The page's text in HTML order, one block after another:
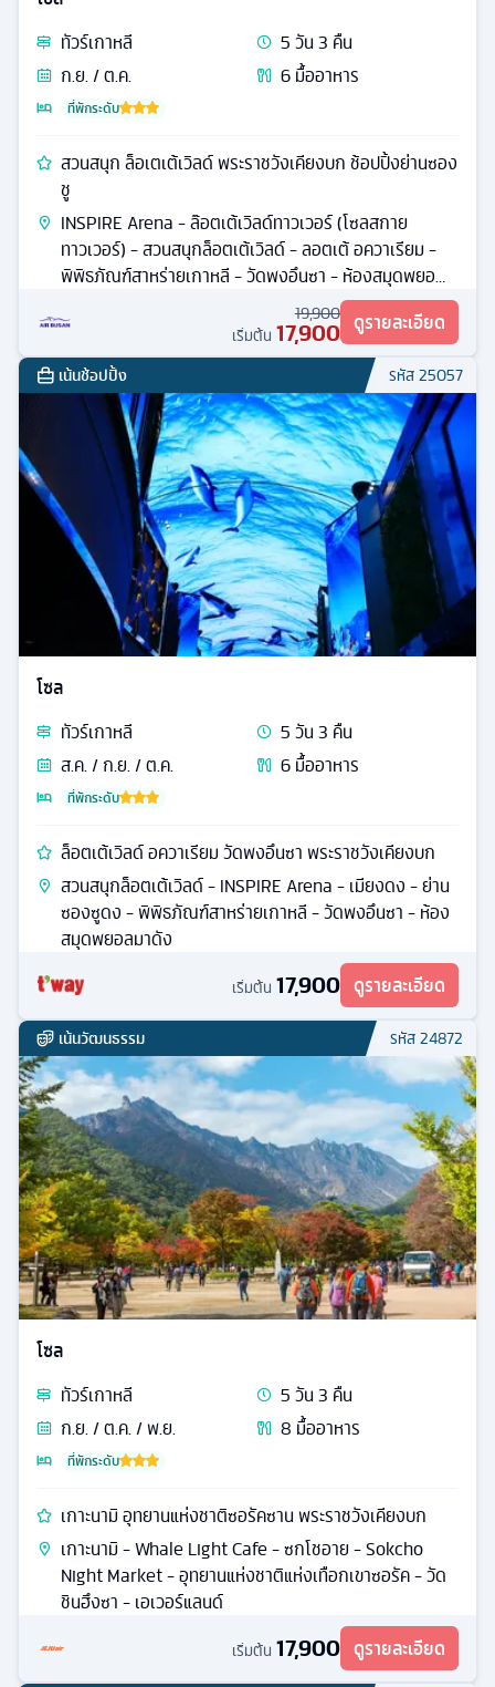
ทัวร์เกาหลี 5วัน3 คืน
ก.ย. / ต.ค.
6มื้ออาหาร
ที่พักระดับ
สวนสนุก ล็อเตเต้เวิลด์ พระราชวังเคียงบก ช้อปปิ้งย่านซอง
ชู
INSPIRE Arena - ล๊อตเต้เวิลด์ทาวเวอร์ (โซลสกาย
ทาวเวอร์) - สวนสนุกล็อตเต้เวิลด์ - ลอตเต้ อควาเรียม -
พิพิธภัณฑ์สาหร่ายเกาหลี - วัดพงอึนซา - ห้องสมุดพยอ
19,900
เริ่มต้น 17,900 ดูรายละเอียด
เน้นช้อปปิ้ง รหัส25057
โซล
ทัวร์เกาหลี 5วัน3 คืน
ส.ค. / ก.ย. / ต.ค.
6มื้ออาหาร
ที่พักระดับ
ล็อตเต้เวิลด์ อควาเรียม วัดพงอึนซา พระราชวังเคียงบก
สวนสนุกล็อตเต้เวิลด์ - INSPIRE Arena - เมียงดง - ย่าน
ซองซูดง - พิพิธภัณฑ์สาหร่ายเกาหลี - วัดพงอึนซา - ห้อง
สมุดพยอลมาดัง
เริ่มต้น 17,900 ดูรายละเอียด
เน้นวัฒนธรรม รหัส24872
โซล
ทัวร์เกาหลี 5วัน3 คืน
ก.ย. / ต.ค. / พ.ย.
8 มื้ออาหาร
ที่พักระดับ
เกาะนามิ อุทยานแห่งชาติซอรัคซาน พระราชวังเคียงบก
เกาะนามิ - Whale Light Cafe - ซกโชอาย - Sokcho
Night Market - อุทยานแห่งชาติแห่งเทือกเขาซอรัค - วัด
ชินฮึงซา - เอเวอร์แลนด์
เริ่มต้น 17,900 ดูรายละเอียด